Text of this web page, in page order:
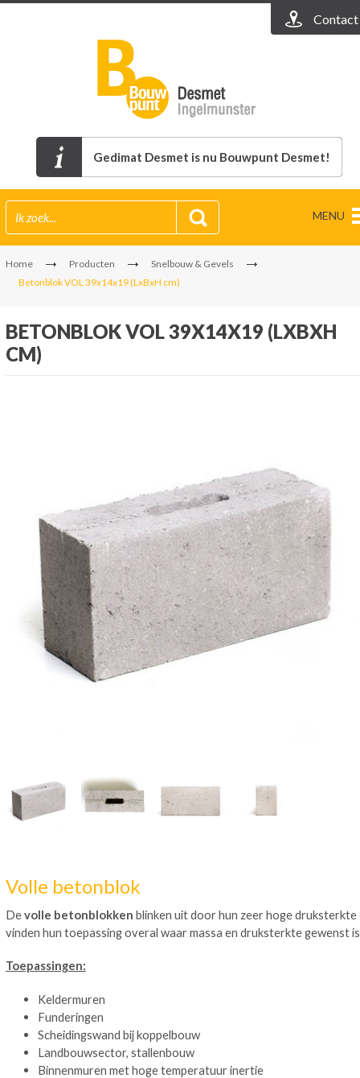
Contact
Gedimat Desmet is nu Bouwpunt Desmet!
MENU
Home Producten
Snelbouw & Gevels
Betonblok VOL 39x14x19 (LxBxH cm)
BETONBLOK VOL 39X14X19 (LXBXH
CM)
Volle betonblok
Devolle betonblokken blinken uit door hun zeer hoge druksterkte
vinden hun toepassing overal waar massa en druksterkte gewenst
Toepassingen:
Keldermuren
Funderingen
Scheidingswand bij koppelbouw
Landbouwsector, stallenbouw
Binnenmuren met hoge temperatuur inertie